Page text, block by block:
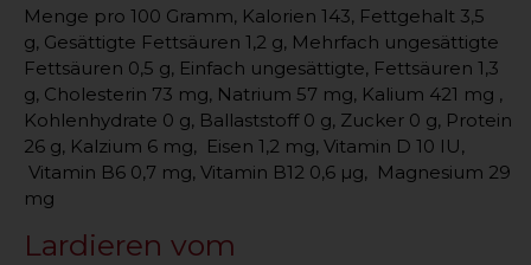
Menge pro 100 Gramm, Kalorien 143, Fettgehalt 3,5
g, Gesättigte Fettsäuren 1,2 g, Mehrfach ungesättigte
Fettsäuren 0,5 g, Einfach ungesättigte, Fettsäuren 1,3
g, Cholesterin 73 mg, Natrium 57 mg, Kalium 421 mg ,
Kohlenhydrate 0 g, Ballaststoff 0 g, Zucker 0 g, Protein
26 g, Kalzium 6 mg, Eisen 1,2 mg, Vitamin D 10 IU,
Vitamin B6 0,7 mg, Vitamin B12 0,6 µg, Magnesium 29
mg
Lardieren vom